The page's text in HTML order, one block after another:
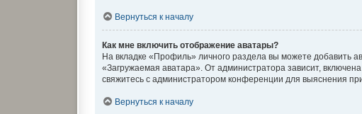
Вернуться к началу
Как мне включить отображение аватары?
На вкладке «Профиль» личного раздела вы можете добавить
«Загружаемая аватара». От администратора зависит,
свяжитесь с администратором конференции для выяснения
Вернуться к началу